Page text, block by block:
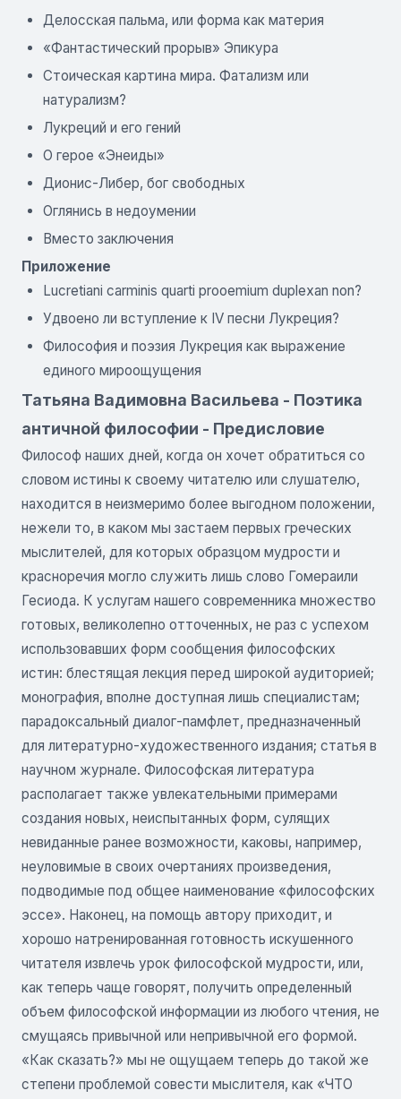
Делосская пальма, или форма как материя
«Фантастический прорыв» Эпикура
Стоическая картина мира. Фатализм или
натурализм?
Лукреций и его гений
О герое «Энеиды»
Дионис-Либер, бог свободных
Оглянись в недоумении
Вместо заключения
Приложение
Lucretiani carminis quarti prooemium duplexan non?
Удвоено ли вступление к IV песни Лукреция?
Философия и поэзия Лукреция как выражение
единого мироощущения
Татьяна Вадимовна Васильева - Поэтика
античной философии - Предисловие
Философ наших дней, когда он хочет обратиться со
словом истины к своему читателю или слушателю,
находится в неизмеримо более выгодном положении,
нежели то, в каком мы застаем первых греческих
мыслителей, для которых образцом мудрости и
красноречия могло служить лишь слово Гомераили
Гесиода. К услугам нашего современника множество
готовых, великолепно отточенных, не раз с успехом
использовавших форм сообщения философских
истин: блестящая лекция перед широкой аудиторией;
монография, вполне доступная лишь специалистам;
парадоксальный диалог-памфлет, предназначенный
для литературно-художественного издания; статья в
научном журнале. Философская литература
располагает также увлекательными примерами
создания новых, неиспытанных форм, сулящих
невиданные ранее возможности, каковы, например,
неуловимые в своих очертаниях произведения,
подводимые под общее наименование «философских
эссе». Наконец, на помощь автору приходит, и
хорошо натренированная готовность искушенного
читателя извлечь урок философской мудрости, или,
как теперь чаще говорят, получить определенный
объем философской информации из любого чтения, не
смущаясь привычной или непривычной его формой.
«Как сказать?» мы не ощущаем теперь до такой же
степени проблемой совести мыслителя, как «ЧТО